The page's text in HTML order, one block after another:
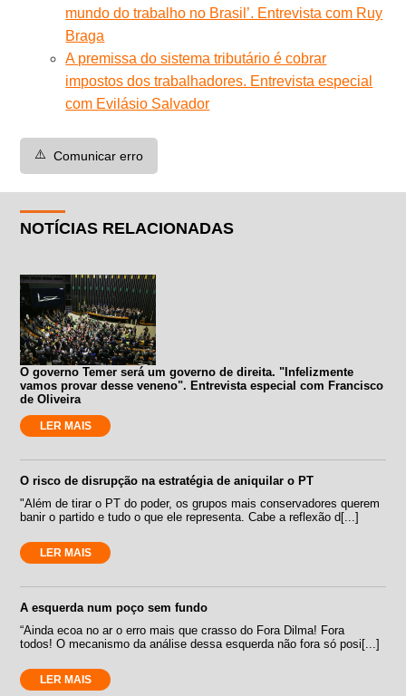
mundo do trabalho no Brasil’. Entrevista com Ruy
Braga
A premissa do sistema tributário é cobrar
impostos dos trabalhadores. Entrevista especial
com Evilásio Salvador
⚠️ Comunicar erro
NOTÍCIAS RELACIONADAS
O governo Temer será um governo de direita. "Infelizmente
vamos provar desse veneno". Entrevista especial com Francisco
de Oliveira
LER MAIS
O risco de disrupção na estratégia de aniquilar o PT
"Além de tirar o PT do poder, os grupos mais conservadores querem
banir o partido e tudo o que ele representa. Cabe a reflexão d[...]
LER MAIS
A esquerda num poço sem fundo
“Ainda ecoa no ar o erro mais que crasso do Fora Dilma! Fora
todos! O mecanismo da análise dessa esquerda não fora só posi[...]
LER MAIS